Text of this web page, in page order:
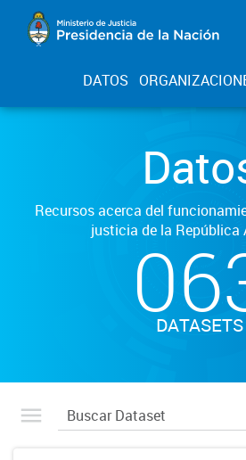
DATOS
Recursos acerca del
justicia de la República
DATASETS